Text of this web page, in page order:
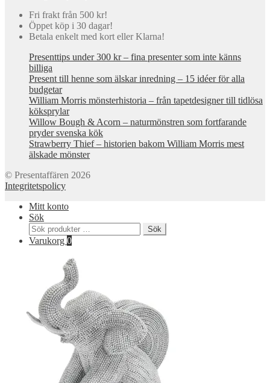
Fri frakt från 500 kr!
Öppet köp i 30 dagar!
Betala enkelt med kort eller Klarna!
Presenttips under 300 kr – fina presenter som inte känns
billiga
Present till henne som älskar inredning – 15 idéer för alla
budgetar
William Morris mönsterhistoria – från tapetdesigner till tidlösa
köksprylar
Willow Bough & Acorn – naturmönstren som fortfarande
pryder svenska kök
Strawberry Thief – historien bakom William Morris mest
älskade mönster
© Presentaffären 2026
Integritetspolicy
Mitt konto
Sök
Sök
efter:
Sök
Varukorg 0